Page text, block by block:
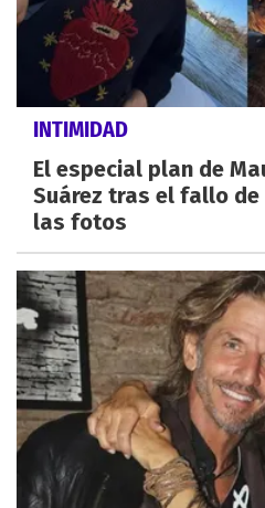
INTIMIDAD
El especial plan de
Suárez tras el fallo
las fotos